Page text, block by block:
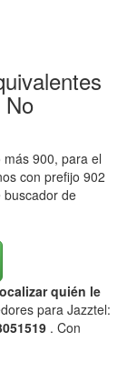
No
más 900, para el
con prefijo 902
buscador de
quién le
para Jazztel:
. Con